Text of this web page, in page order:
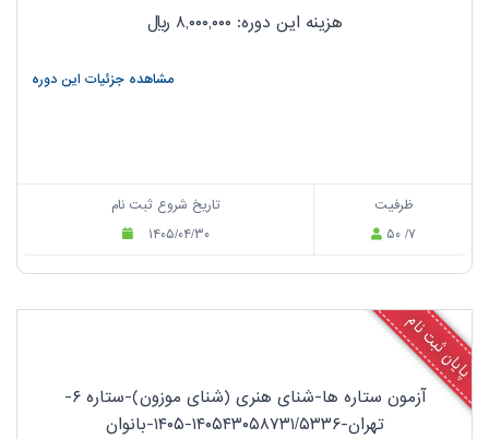
هزینه این دوره: ۸,۰۰۰,۰۰۰
ریال
مشاهده جزئیات این دوره
تاریخ شروع ثبت نام
۱۴۰۵/۰۴/۳۰
ظرفیت
۵۰ /۷
پایان ثبت نام
آزمون ستاره ها-شنای هنری (شنای موزون)-ستاره ۶-
تهران-۱۴۰۵۴۳۰۵۸۷۳۱/۵۳۳۶-۱۴۰۵-بانوان